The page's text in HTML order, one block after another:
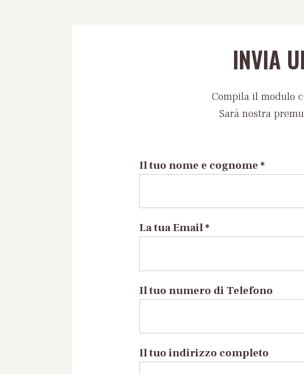
INVIA
Compila il modulo
Sarà nostra
Il tuo nome e cognome *
La tua Email *
Il tuo numero di Telefono
Il tuo indirizzo completo